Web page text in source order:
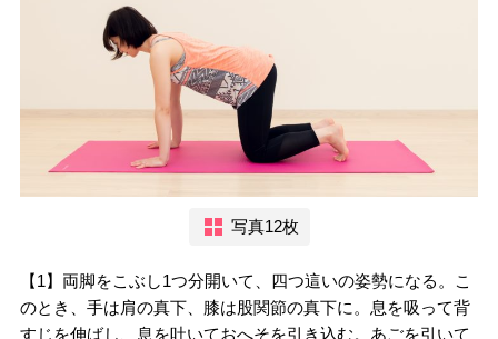
写真12枚
【1】両脚をこぶし1つ分開いて、四つ這いの姿勢になる。こ
のとき、手は肩の真下、膝は股関節の真下に。息を吸って背
すじを伸ばし、息を吐いておへそを引き込む。あごを引いて